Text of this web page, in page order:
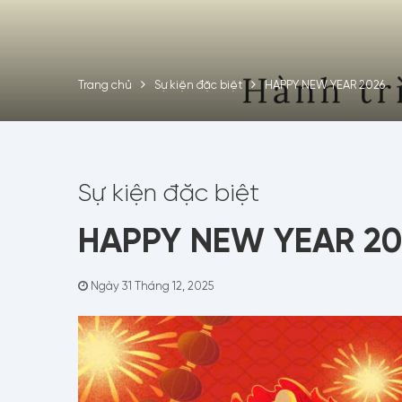
Trang chủ Sự kiện đặc biệt HAPPY NEW YEAR 2026
Sự kiện đặc biệt
HAPPY NEW YEAR
Ngày 31 Tháng 12, 2025